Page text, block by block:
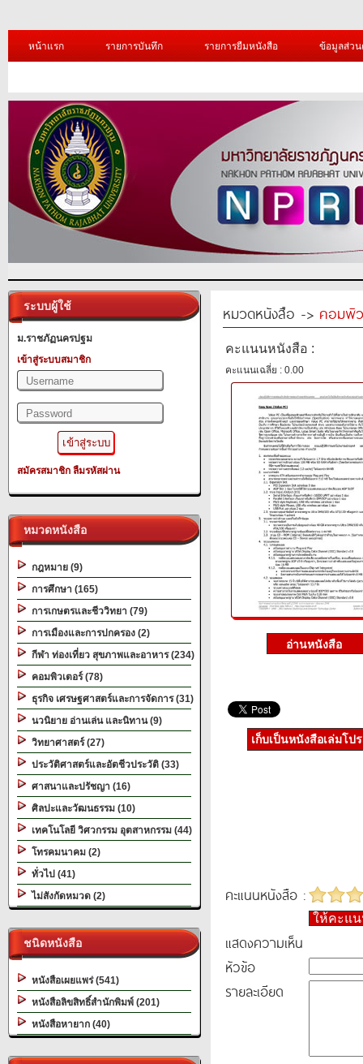
หน้าแรก รายการบันทึก รายการยืมหนังสือ ข้อมูลส่ว
ระบบผู้ใช้
ม.ราชภัฏนครปฐม
เข้าสู่ระบบสมาชิก
สมัครสมาชิก ลืมรหัสผ่าน
หมวดหนังสือ
กฎหมาย (9)
การศึกษา (165)
การเกษตรและชีววิทยา (79)
การเมืองและการปกครอง (2)
กีฬา ท่องเที่ยว สุขภาพและอาหาร (234)
คอมพิวเตอร์ (78)
ธุรกิจ เศรษฐศาสตร์และการจัดการ (31)
นวนิยาย อ่านเล่น และนิทาน (9)
วิทยาศาสตร์ (27)
ประวัติศาสตร์และอัตชีวประวัติ (33)
ศาสนาและปรัชญา (16)
ศิลปะและวัฒนธรรม (10)
เทคโนโลยี วิศวกรรม อุตสาหกรรม (44)
โทรคมนาคม (2)
ทั่วไป (41)
ไม่สังกัดหมวด (2)
ชนิดหนังสือ
หนังสือเผยแพร่ (541)
หนังสือลิขสิทธิ์สำนักพิมพ์ (201)
หนังสือหายาก (40)
หมวดหนังสือ -> คอมพิ
คะแนนหนังสือ :
คะแนนเฉลี่ย : 0.00
เก็บเป็นหนังสือเล่มโป
คะแนนหนังสือ :
ให้คะแ
แสดงความเห็น
หัวข้อ
รายละเอียด